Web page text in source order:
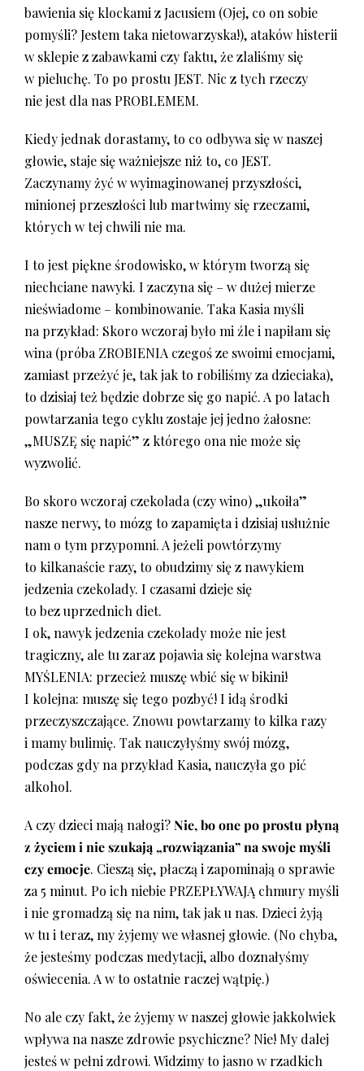
bawienia się klockami z Jacusiem (Ojej, co on sobie
pomyśli? Jestem taka nietowarzyska!), ataków histerii
w sklepie z zabawkami czy faktu, że zlaliśmy się
w pieluchę. To po prostu JEST. Nic z tych rzeczy
nie jest dla nas PROBLEMEM.
Kiedy jednak dorastamy, to co odbywa się w naszej
głowie, staje się ważniejsze niż to, co JEST.
Zaczynamy żyć w wyimaginowanej przyszłości,
minionej przeszłości lub martwimy się rzeczami,
których w tej chwili nie ma.
I to jest piękne środowisko, w którym tworzą się
niechciane nawyki. I zaczyna się – w dużej mierze
nieświadome – kombinowanie. Taka Kasia myśli
na przykład: Skoro wczoraj było mi źle i napiłam się
wina (próba ZROBIENIA czegoś ze swoimi emocjami,
zamiast przeżyć je, tak jak to robiliśmy za dzieciaka),
to dzisiaj też będzie dobrze się go napić. A po latach
powtarzania tego cyklu zostaje jej jedno żałosne:
„MUSZĘ się napić” z którego ona nie może się
wyzwolić.
Bo skoro wczoraj czekolada (czy wino) „ukoiła”
nasze nerwy, to mózg to zapamięta i dzisiaj usłużnie
nam o tym przypomni. A jeżeli powtórzymy
to kilkanaście razy, to obudzimy się z nawykiem
jedzenia czekolady. I czasami dzieje się
to bez uprzednich diet.
I ok, nawyk jedzenia czekolady może nie jest
tragiczny, ale tu zaraz pojawia się kolejna warstwa
MYŚLENIA: przecież muszę wbić się w bikini!
I kolejna: muszę się tego pozbyć! I idą środki
przeczyszczające. Znowu powtarzamy to kilka razy
i mamy bulimię. Tak nauczyłyśmy swój mózg,
podczas gdy na przykład Kasia, nauczyła go pić
alkohol.
A czy dzieci mają nałogi?Nie, bo one po prostu płyną
z życiem i nie szukają „rozwiązania” na swoje myśli
czy emocje. Cieszą się, płaczą i zapominają o sprawie
za 5 minut. Po ich niebie PRZEPŁYWAJĄ chmury myśli
i nie gromadzą się na nim, tak jak u nas. Dzieci żyją
w tu i teraz, my żyjemy we własnej głowie. (No chyba,
że jesteśmy podczas medytacji, albo doznałyśmy
oświecenia. A w to ostatnie raczej wątpię.)
No ale czy fakt, że żyjemy w naszej głowie jakkolwiek
wpływa na nasze zdrowie psychiczne? Nie! My dalej
jesteś w pełni zdrowi. Widzimy to jasno w rzadkich